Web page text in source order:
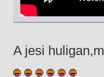
A jesi